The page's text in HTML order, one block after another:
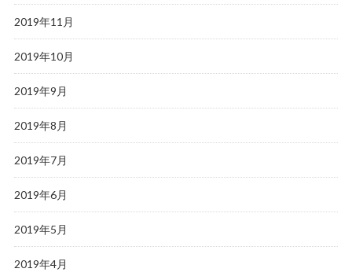
2019年11月
2019年10月
2019年9月
2019年8月
2019年7月
2019年6月
2019年5月
2019年4月